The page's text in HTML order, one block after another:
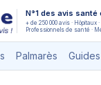
N°1 des avis santé
+ de 250 000 avis · Hôpitaux
Professionnels de santé ·
Palmarès Guides